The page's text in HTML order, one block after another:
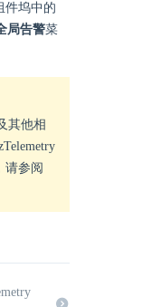
件坞中的
局告警菜
其他相
请参阅